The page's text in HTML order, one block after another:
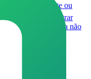
rapidamente ou
quando encontrar
do grupo para não
| Promos Tech —